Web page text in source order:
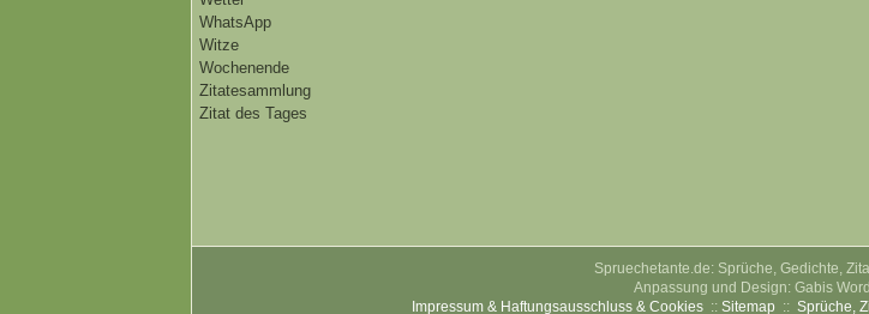
WhatsApp
Witze
Wochenende
Zitatesammlung
Zitat des Tages
Spruechetante.de: Sprüche, Gedichte,
Anpassung und Design: Gabis
Impressum & Haftungsausschluss & Cookies:: Sitemap :: Sprüche,